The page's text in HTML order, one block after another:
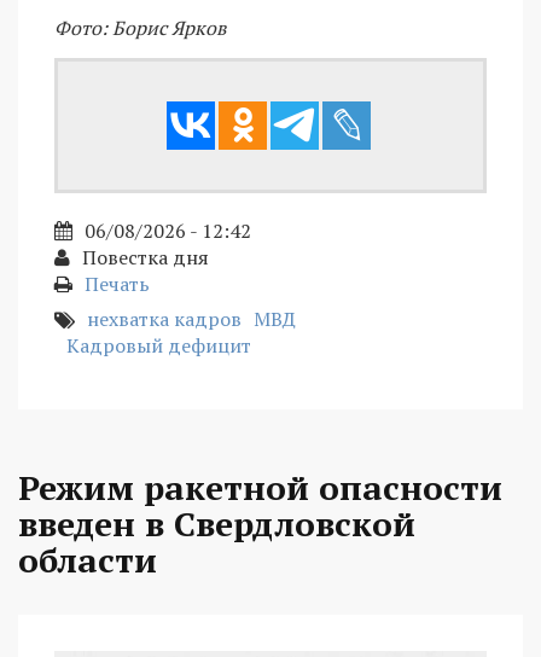
Фото: Борис Ярков
06/08/2026 - 12:42
Повестка дня
Печать
нехватка кадров МВД
Кадровый дефицит
Режим ракетной опасности
введен в Свердловской
области